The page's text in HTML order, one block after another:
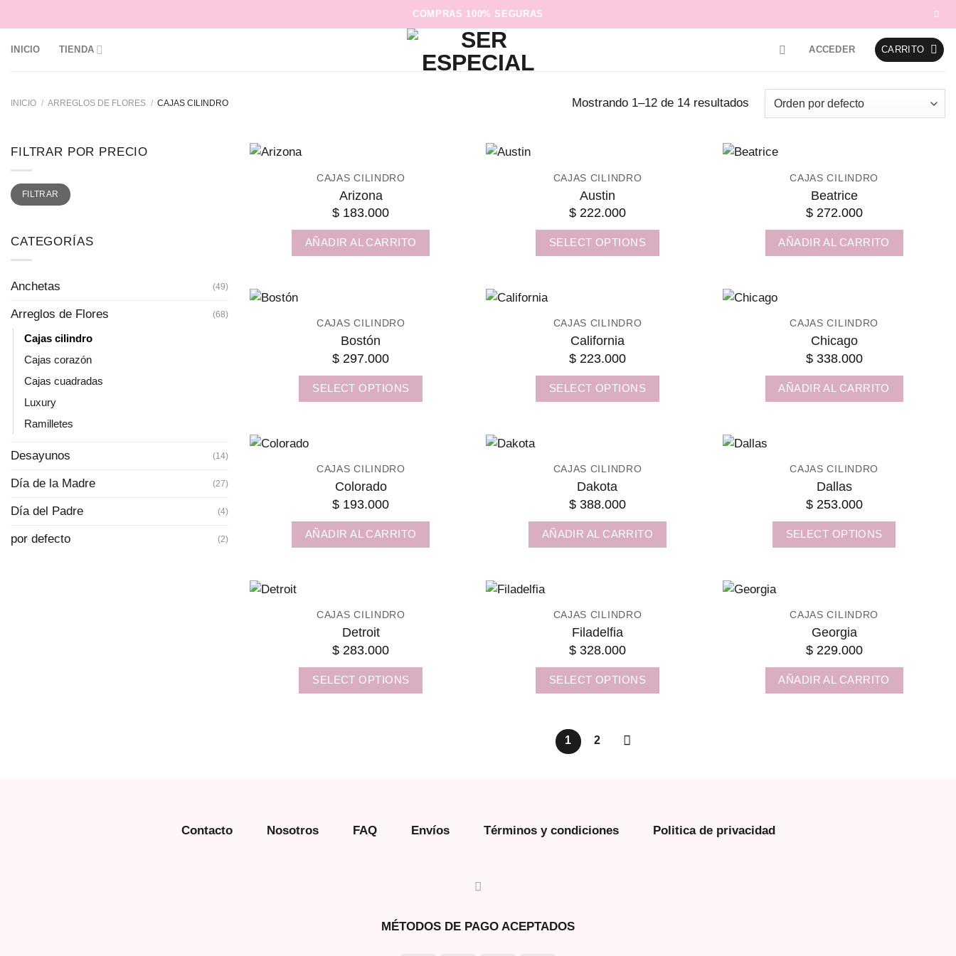
to
content
COMPRAS 100% SEGURAS
INICIO TIENDA ACCEDER CARRITO
INICIO / ARREGLOS DE FLORES / CAJAS CILINDRO Mostrando 1–12 de 14 resultados
FILTRAR POR PRECIO
Precio
mínimo
Precio
máximo
FILTRAR
CATEGORÍAS
Anchetas (49)
Arreglos de Flores (68)
Cajas cilindro
Cajas corazón
Cajas cuadradas
Luxury
Ramilletes
Desayunos (14)
Día de la Madre (27)
Día del Padre (4)
por defecto (2)
CAJAS CILINDRO
Arizona
$ 183.000
AÑADIR AL CARRITO
CAJAS CILINDRO
Austin
$222.000
SELECT OPTIONS
CAJAS CILINDRO
Beatrice
$272.000
AÑADIR AL CARRITO
CAJAS CILINDRO
Bostón
$ 297.000
SELECT OPTIONS
CAJAS CILINDRO
California
$223.000
SELECT OPTIONS
CAJAS CILINDRO
Chicago
$338.000
AÑADIR AL CARRITO
CAJAS CILINDRO
Colorado
$ 193.000
AÑADIR AL CARRITO
CAJAS CILINDRO
Dakota
$388.000
AÑADIR AL CARRITO
CAJAS CILINDRO
Dallas
$253.000
SELECT OPTIONS
CAJAS CILINDRO
Detroit
$ 283.000
SELECT OPTIONS
CAJAS CILINDRO
Filadelfia
$328.000
SELECT OPTIONS
CAJAS CILINDRO
Georgia
$229.000
AÑADIR AL CARRITO
1 2
Contacto Nosotros FAQ Envíos Términos y condiciones Politica de privacidad
MÉTODOS DE PAGO ACEPTADOS